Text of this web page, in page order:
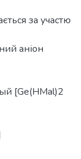
за участю
аніон
[Ge(HMal)2